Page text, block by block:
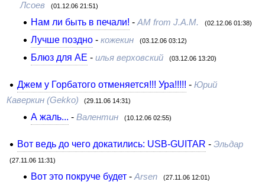
Лсоев
(01.12.06 21:51)
Нам ли быть в печали! -AM from J.A.M. (02.12.06 01:38)
Лучше поздно -кожекин (03.12.06 03:12)
Блюз для АЕ -илья верховский (03.12.06 13:20)
Джем у Горбатого отменяется!!! Ура!!!!! - Юрий
Каверкин (Gekko)
(29.11.06 14:31)
А жаль... -Валентин (10.12.06 02:55)
Вот ведь до чего докатились: USB-GUITAR - Эльдар
(27.11.06 11:31)
Вот это покруче будет -Arsen (27.11.06 12:01)